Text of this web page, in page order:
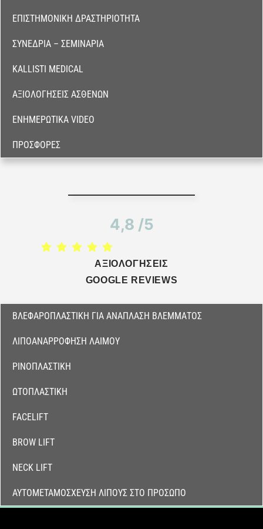
ΕΠΙΣΤΗΜΟΝΙΚΉ ΔΡΑΣΤΗΡΙΌΤΗΤΑ
ΣΥΝΈΔΡΙΑ – ΣΕΜΙΝΆΡΙΑ
KALLISTI MEDICAL
ΑΞΙΟΛΟΓΉΣΕΙΣ ΑΣΘΕΝΏΝ
ΕΝΗΜΕΡΩΤΙΚΆ VIDEO
ΠΡΟΣΦΟΡΈΣ
4,8 /5
ΑΞΙΟΛΟΓΗΣΕΙΣ
GOOGLE REVIEWS
ΒΛΕΦΑΡΟΠΛΑΣΤΙΚΉ ΓΙΑ ΑΝΑΠΛΑΣΗ ΒΛΕΜΜΑΤΟΣ
ΛΙΠΟΑΝΑΡΡΌΦΗΣΗ ΛΑΙΜΟΎ
ΡΙΝΟΠΛΑΣΤΙΚΉ
ΩΤΟΠΛΑΣΤΙΚΉ
FACELIFT
BROW LIFT
NECK LIFT
ΑΥΤΟΜΕΤΑΜΌΣΧΕΥΣΗ ΛΊΠΟΥΣ ΣΤΟ ΠΡΌΣΩΠΟ